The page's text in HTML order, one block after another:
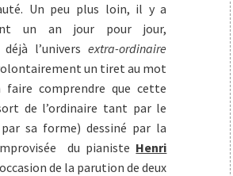
Un peu plus loin, il y a
un an jour pour jour,
déjà l’universextra-ordinaire
un tiret au mot
faire comprendre que cette
de l’ordinaire tant par le
sa forme) dessiné par la
du pianiste Henri
de la parution de deux